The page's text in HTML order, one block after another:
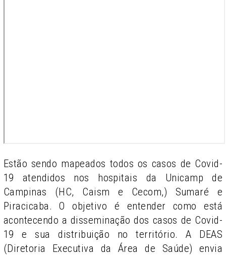
Estão sendo mapeados todos os casos de Covid-
19 atendidos nos hospitais da Unicamp de
Campinas (HC, Caism e Cecom,) Sumaré e
Piracicaba. O objetivo é entender como está
acontecendo a disseminação dos casos de Covid-
19 e sua distribuição no território. A DEAS
(Diretoria Executiva da Área de Saúde) envia